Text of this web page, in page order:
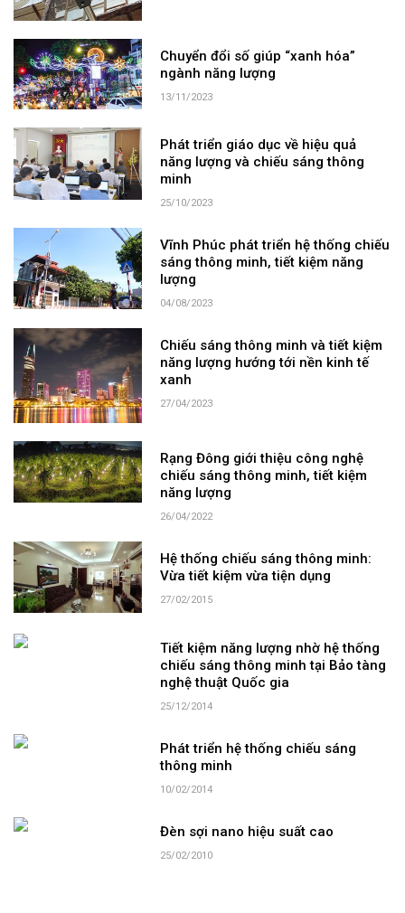
Chuyển đổi số giúp “xanh hóa”
ngành năng lượng
13/11/2023
Phát triển giáo dục về hiệu quả
năng lượng và chiếu sáng thông
minh
25/10/2023
Vĩnh Phúc phát triển hệ thống chiếu
sáng thông minh, tiết kiệm năng
lượng
04/08/2023
Chiếu sáng thông minh và tiết kiệm
năng lượng hướng tới nền kinh tế
xanh
27/04/2023
Rạng Đông giới thiệu công nghệ
chiếu sáng thông minh, tiết kiệm
năng lượng
26/04/2022
Hệ thống chiếu sáng thông minh:
Vừa tiết kiệm vừa tiện dụng
27/02/2015
Tiết kiệm năng lượng nhờ hệ thống
chiếu sáng thông minh tại Bảo tàng
nghệ thuật Quốc gia
25/12/2014
Phát triển hệ thống chiếu sáng
thông minh
10/02/2014
Đèn sợi nano hiệu suất cao
25/02/2010